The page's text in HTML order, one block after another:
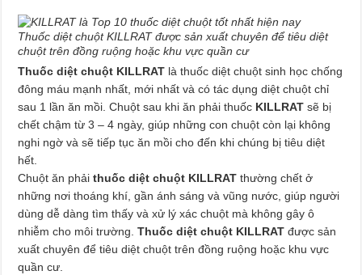
Thuốc diệt chuột KILLRAT được sản xuất chuyên để tiêu diệt
chuột trên đồng ruộng hoặc khu vực quần cư
Thuốc diệt chuột KILLRAT là thuốc diệt chuột sinh học chống
đông máu mạnh nhất, mới nhất và có tác dụng diệt chuột chỉ
sau 1 lần ăn mồi. Chuột sau khi ăn phải thuốc KILLRAT sẽ bị
chết chậm từ 3 – 4 ngày, giúp những con chuột còn lại không
nghi ngờ và sẽ tiếp tục ăn mồi cho đến khi chúng bị tiêu diệt
hết.
Chuột ăn phảithuốc diệt chuột KILLRAT thường chết ở
những nơi thoáng khí, gần ánh sáng và vũng nước, giúp người
dùng dễ dàng tìm thấy và xử lý xác chuột mà không gây ô
nhiễm cho môi trường.Thuốc diệt chuột KILLRAT được sản
xuất chuyên để tiêu diệt chuột trên đồng ruộng hoặc khu vực
quần cư.